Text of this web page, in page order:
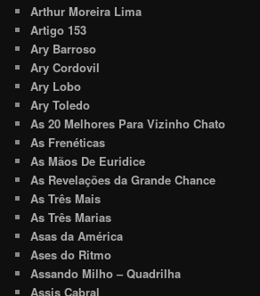
Arthur Moreira Lima
Artigo 153
Ary Barroso
Ary Cordovil
Ary Lobo
Ary Toledo
As 20 Melhores Para Vizinho Chato
As Frenéticas
As Mãos De Euridice
As Revelações da Grande Chance
As Três Mais
As Três Marias
Asas da América
Ases do Ritmo
Assando Milho – Quadrilha
Assis Cabral